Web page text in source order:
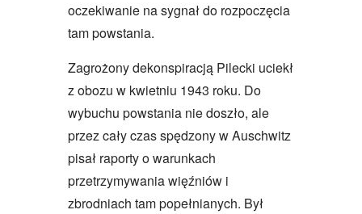
oczekiwanie na sygnał do rozpoczęcia
tam powstania.
Zagrożony dekonspiracją Pilecki uciekł
z obozu w kwietniu 1943 roku. Do
wybuchu powstania nie doszło, ale
przez cały czas spędzony w Auschwitz
pisał raporty o warunkach
przetrzymywania więźniów i
zbrodniach tam popełnianych. Był